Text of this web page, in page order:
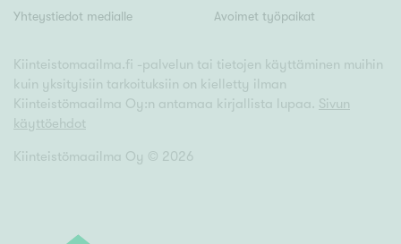
Yhteystiedot medialle Avoimet työpaikat
Kiinteistomaailma.fi -palvelun tai tietojen käyttäminen muihin
kuin yksityisiin tarkoituksiin on kielletty ilman
Kiinteistömaailma Oy:n antamaa kirjallista lupaa. Sivun
käyttöehdot
Kiinteistömaailma Oy © 2026